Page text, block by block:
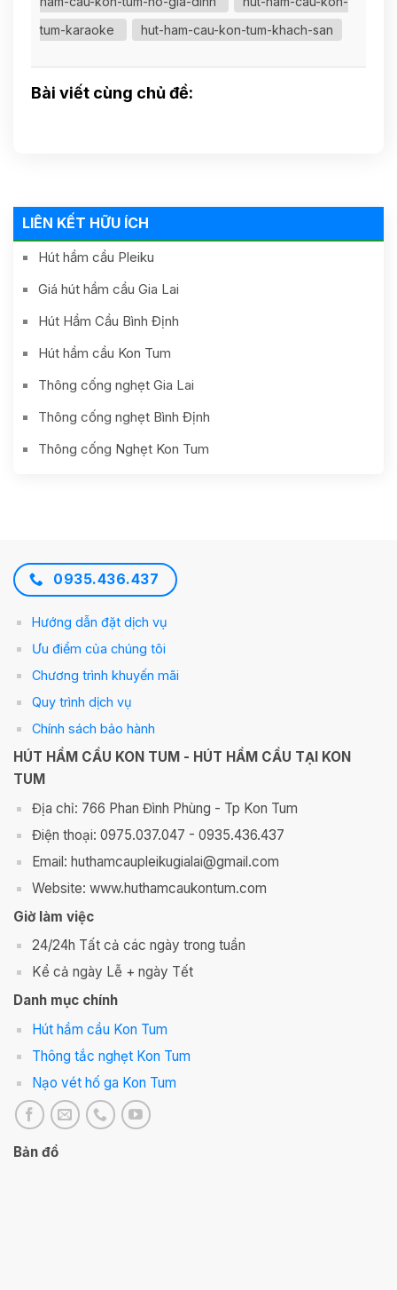
LIÊN KẾT HỮU ÍCH
Hút hầm cầu Pleiku
Giá hút hầm cầu Gia Lai
Hút Hầm Cầu Bình Định
Hút hầm cầu Kon Tum
Thông cống nghẹt Gia Lai
Thông cống nghẹt Bình Định
Thông cống Nghẹt Kon Tum
tum-karaoke
hut-ham-cau-kon-tum-khach-san
Bài viết cùng chủ đề:
0935.436.437
Hướng dẫn đặt dịch vụ
Ưu điểm của chúng tôi
Chương trình khuyến mãi
Quy trình dịch vụ
Chính sách bảo hành
HÚT HẦM CẦU KON TUM - HÚT HẦM CẦU TẠI KON
TUM
Địa chỉ: 766 Phan Đình Phùng - Tp Kon Tum
Điện thoại: 0975.037.047 - 0935.436.437
Email: huthamcaupleikugialai@gmail.com
Website: www.huthamcaukontum.com
Giờ làm việc
24/24h Tất cả các ngày trong tuần
Kể cả ngày Lễ + ngày Tết
Danh mục chính
Hút hầm cầu Kon Tum
Thông tắc nghẹt Kon Tum
Nạo vét hố ga Kon Tum
Bản đồ